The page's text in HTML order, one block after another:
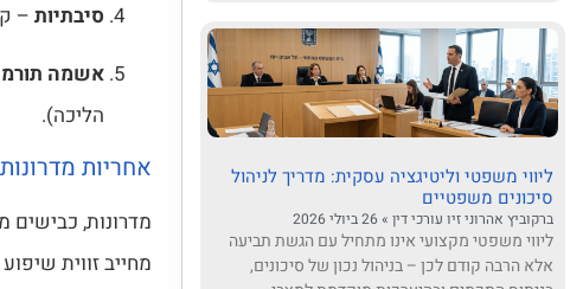
ליווי משפטי וליטיגציה עסקית: מדריך לניהול
סיכונים משפטיים
ברקוביץ אהרוני זיו עורכי דין
ליווי משפטי מקצועי אינו מתחיל עם הגשת תביעה
אלא הרבה קודם לכן – בניהול נכון של סיכונים,
סיבתיות –
אשמה
הליכה).
אחריות
מחייב זווית